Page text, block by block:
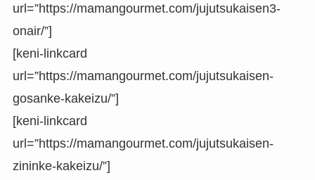
url=”https://mamangourmet.com/jujutsukaisen3-
onair/”]
[keni-linkcard
url=”https://mamangourmet.com/jujutsukaisen-
gosanke-kakeizu/”]
[keni-linkcard
url=”https://mamangourmet.com/jujutsukaisen-
zininke-kakeizu/”]